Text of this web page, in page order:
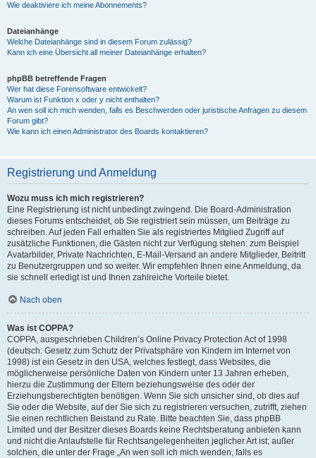
Wie deaktiviere ich meine Abonnements?
Dateianhänge
Welche Dateianhänge sind in diesem Forum zulässig?
Kann ich eine Übersicht all meiner Dateianhänge erhalten?
phpBB betreffende Fragen
Wer hat diese Forensoftware entwickelt?
Warum ist Funktion x oder y nicht enthalten?
An wen soll ich mich wenden, falls es Beschwerden oder juristische Anfragen zu diesem
Forum gibt?
Wie kann ich einen Administrator des Boards kontaktieren?
Registrierung und Anmeldung
Wozu muss ich mich registrieren?
Eine Registrierung ist nicht unbedingt zwingend. Die Board-Administration
dieses Forums entscheidet, ob Sie registriert sein müssen, um Beiträge zu
schreiben. Auf jeden Fall erhalten Sie als registriertes Mitglied Zugriff auf
zusätzliche Funktionen, die Gästen nicht zur Verfügung stehen: zum Beispiel
Avatarbilder, Private Nachrichten, E-Mail-Versand an andere Mitglieder, Beitritt
zu Benutzergruppen und so weiter. Wir empfehlen Ihnen eine Anmeldung, da
sie schnell erledigt ist und Ihnen zahlreiche Vorteile bietet.
Nach oben
Was ist COPPA?
COPPA, ausgeschrieben Children’s Online Privacy Protection Act of 1998
(deutsch: Gesetz zum Schutz der Privatsphäre von Kindern im Internet von
1998) ist ein Gesetz in den USA, welches festlegt, dass Websites, die
möglicherweise persönliche Daten von Kindern unter 13 Jahren erheben,
hierzu die Zustimmung der Eltern beziehungsweise des oder der
Erziehungsberechtigten benötigen. Wenn Sie sich unsicher sind, ob dies auf
Sie oder die Website, auf der Sie sich zu registrieren versuchen, zutrifft, ziehen
Sie einen rechtlichen Beistand zu Rate. Bitte beachten Sie, dass phpBB
Limited und der Besitzer dieses Boards keine Rechtsberatung anbieten kann
und nicht die Anlaufstelle für Rechtsangelegenheiten jeglicher Art ist; außer
solchen, die unter der Frage „An wen soll ich mich wenden, falls es